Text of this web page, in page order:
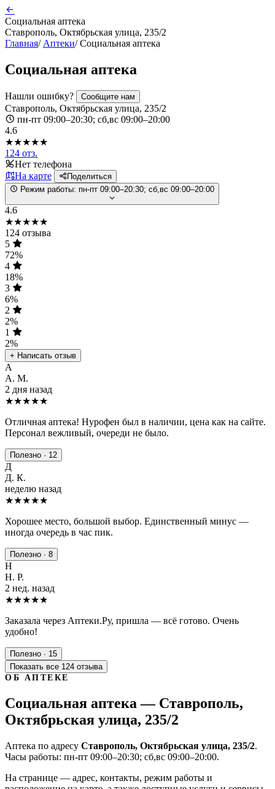
Социальная аптека
Ставрополь, Октябрьская улица, 235/2
Главная/ Аптеки/ Социальная аптека
Социальная аптека
Нашли ошибку? Сообщите нам
Ставрополь, Октябрьская улица, 235/2
пн-пт 09:00–20:30; сб,вс 09:00–20:00
4.6
★★★★★
124 отз.
Нет телефона
На карте
Поделиться
Режим работы: пн-пт 09:00–20:30; сб,вс 09:00–20:00
4.6
★★★★★
124 отзыва
5
72%
4
18%
3
6%
2
2%
1
2%
+ Написать отзыв
А
А. М.
2 дня назад
★★★★★
Отличная аптека! Нурофен был в наличии, цена как на сайте.
Персонал вежливый, очереди не было.
Полезно · 12
Д
Д. К.
неделю назад
★★★★★
Хорошее место, большой выбор. Единственный минус —
иногда очередь в час пик.
Полезно · 8
Н
Н. Р.
2 нед. назад
★★★★★
Заказала через Аптеки.Ру, пришла — всё готово. Очень
удобно!
Полезно · 15
Показать все 124 отзыва
ОБ АПТЕКЕ
Социальная аптека — Ставрополь,
Октябрьская улица, 235/2
Аптека по адресу Ставрополь, Октябрьская улица, 235/2.
Часы работы: пн-пт 09:00–20:30; сб,вс 09:00–20:00.
На странице — адрес, контакты, режим работы и